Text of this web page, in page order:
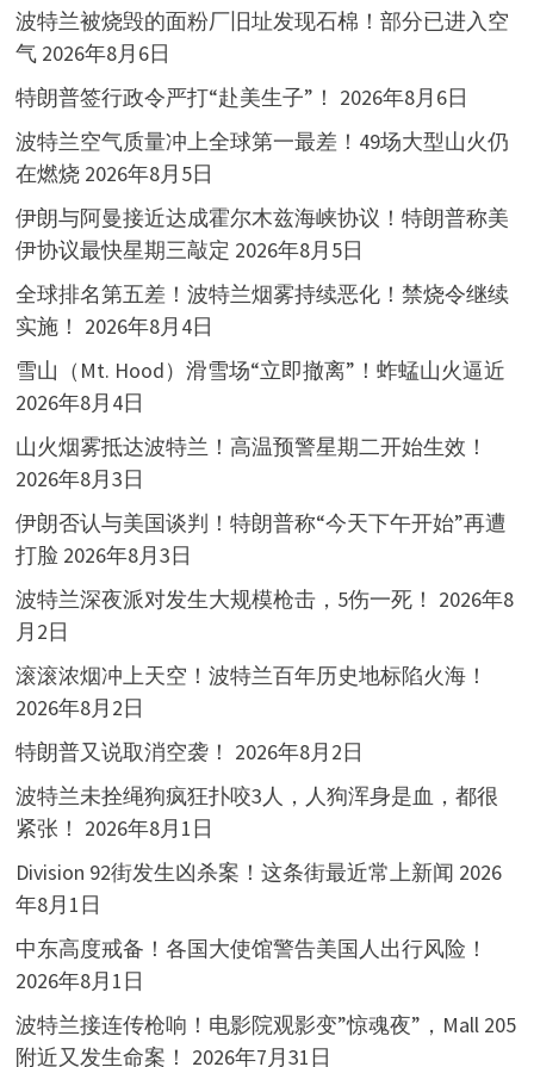
波特兰被烧毁的面粉厂旧址发现石棉！部分已进入空
气 2026年8月6日
特朗普签行政令严打“赴美生子”！ 2026年8月6日
波特兰空气质量冲上全球第一最差！49场大型山火仍
在燃烧 2026年8月5日
伊朗与阿曼接近达成霍尔木兹海峡协议！特朗普称美
伊协议最快星期三敲定 2026年8月5日
全球排名第五差！波特兰烟雾持续恶化！禁烧令继续
实施！ 2026年8月4日
雪山（Mt. Hood）滑雪场“立即撤离”！蚱蜢山火逼近
2026年8月4日
山火烟雾抵达波特兰！高温预警星期二开始生效！
2026年8月3日
伊朗否认与美国谈判！特朗普称“今天下午开始”再遭
打脸 2026年8月3日
波特兰深夜派对发生大规模枪击，5伤一死！ 2026年8
月2日
滚滚浓烟冲上天空！波特兰百年历史地标陷火海！
2026年8月2日
特朗普又说取消空袭！ 2026年8月2日
波特兰未拴绳狗疯狂扑咬3人，人狗浑身是血，都很
紧张！ 2026年8月1日
Division 92街发生凶杀案！这条街最近常上新闻 2026
年8月1日
中东高度戒备！各国大使馆警告美国人出行风险！
2026年8月1日
波特兰接连传枪响！电影院观影变”惊魂夜”，Mall 205
附近又发生命案！ 2026年7月31日